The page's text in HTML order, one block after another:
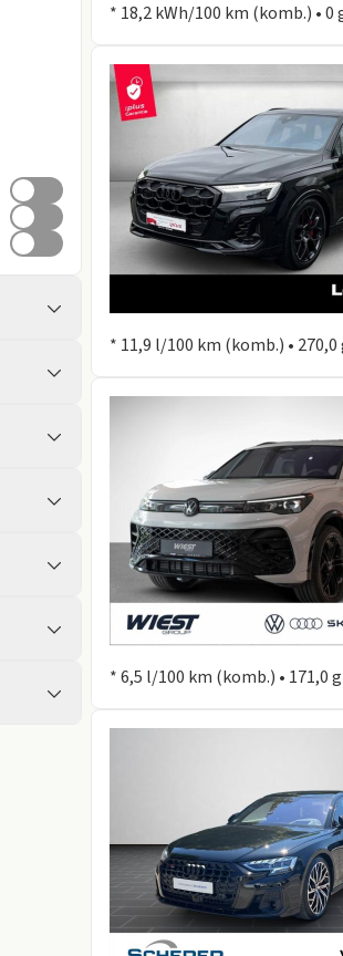
* 18,2 kWh/100 km (komb.) • 0
* 11,9 l/100 km (komb.) •
* 6,5 l/100 km (komb.) • 171,0